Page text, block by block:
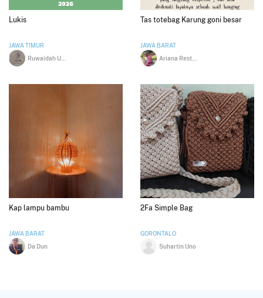
Lukis
JAWA TIMUR
Tas totebag Karung goni besar
JAWA BARAT
Kap lampu bambu
JAWA BARAT
Da Dun
2Fa Simple Bag
GORONTALO
Suhartin Uno